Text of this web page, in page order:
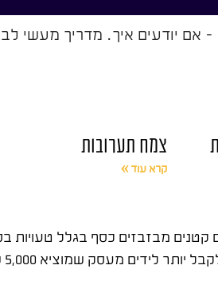
אם יודעים איך. מדריך מעשי
צמח תערובות
קרא עוד »